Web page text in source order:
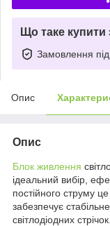
Що таке
Замовлення
Опис
Опис
Блок живлення
ідеальний вибір,
постійного струму
забезпечує
світлодіодних